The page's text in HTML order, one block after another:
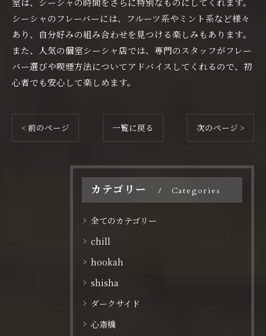
シーシャのフレーバーには、フルーツ系やミント系など様々
あり、自分好みの組み合わせを見つける楽しみもあります。
また、人気の個室シーシャ店では、専門のスタッフがフレー
バー選びや喫煙方法についてアドバイスしてくれるので、初
心者でも安心して楽しめます。
< 前のページ 一覧に戻る 次のページ >
カテゴリー Categories
全てのカテゴリー
chill
hookah
shisha
ダークサイド
心斎橋